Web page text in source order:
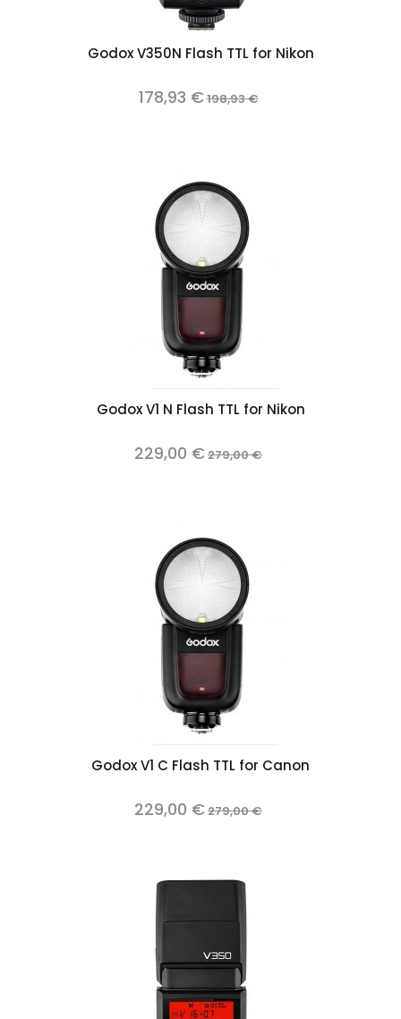
Godox V350N Flash TTL for Nikon
178,93 €198,93 €
Godox V1 N Flash TTL for Nikon
229,00 €279,00 €
Godox V1 C Flash TTL for Canon
229,00 €279,00 €